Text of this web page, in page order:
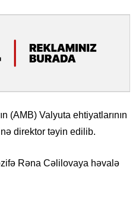
(AMB) Valyuta ehtiyatlarının
direktor təyin edilib.
Rəna Cəlilovaya həvalə